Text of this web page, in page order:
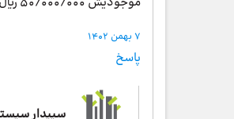
7 بهمن 1402
پاسخ
سپیدار